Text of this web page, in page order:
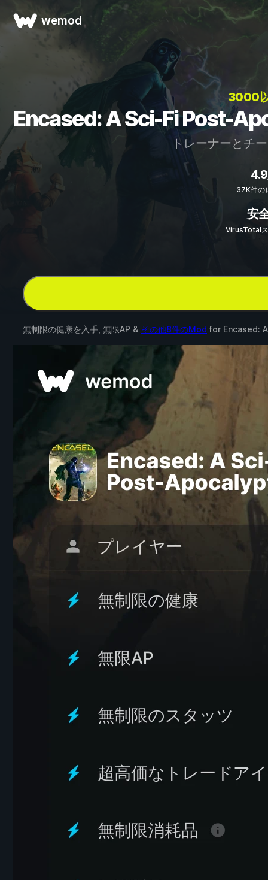
wemod
3000
Encased: A Sci-Fi Post-
トレーナーとチ
37K件の
安
VirusTotal
無制限の健康を入手, 無限AP & その他8件のMod for Encased: